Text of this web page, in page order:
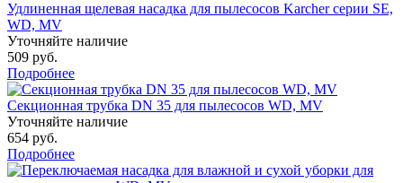
Удлиненная щелевая насадка для пылесосов Karcher серии SE,
WD, MV
Уточняйте наличие
509 руб.
Подробнее
Секционная трубка DN 35 для пылесосов WD, MV
Уточняйте наличие
654 руб.
Подробнее